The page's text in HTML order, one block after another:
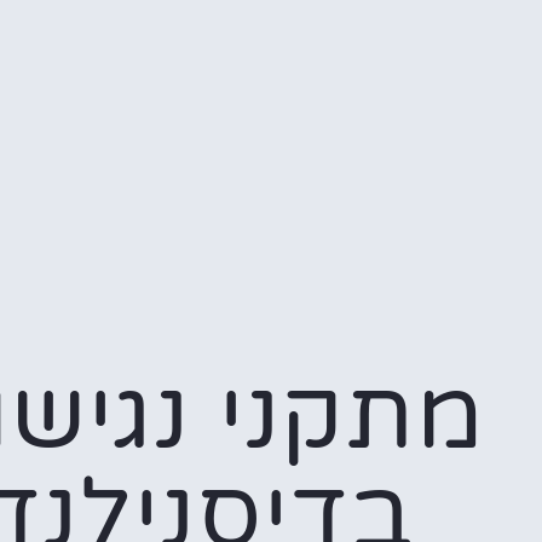
מתקני